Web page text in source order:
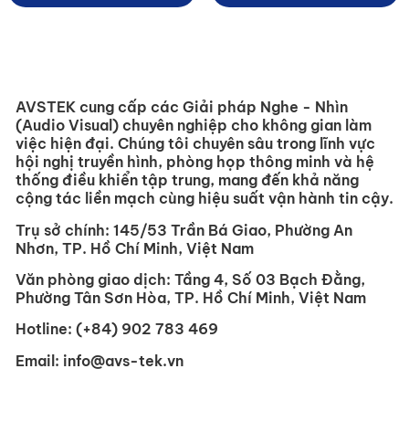
AVSTEK cung cấp các Giải pháp Nghe - Nhìn
(Audio Visual) chuyên nghiệp cho không gian làm
việc hiện đại. Chúng tôi chuyên sâu trong lĩnh vực
hội nghị truyền hình, phòng họp thông minh và hệ
thống điều khiển tập trung, mang đến khả năng
cộng tác liền mạch cùng hiệu suất vận hành tin cậy.
Trụ sở chính: 145/53 Trần Bá Giao, Phường An
Nhơn, TP. Hồ Chí Minh, Việt Nam
Văn phòng giao dịch: Tầng 4, Số 03 Bạch Đằng,
Phường Tân Sơn Hòa, TP. Hồ Chí Minh, Việt Nam
Hotline: (+84) 902 783 469
Email: info@avs-tek.vn